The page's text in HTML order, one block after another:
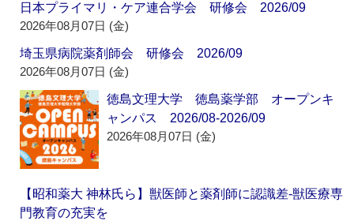
日本プライマリ・ケア連合学会 研修会 2026/09
2026年08月07日 (金)
埼玉県病院薬剤師会 研修会 2026/09
2026年08月07日 (金)
徳島文理大学 徳島薬学部 オープンキ
ャンパス 2026/08-2026/09
2026年08月07日 (金)
【昭和薬大 神林氏ら】獣医師と薬剤師に認識差‐獣医療専
門教育の充実を